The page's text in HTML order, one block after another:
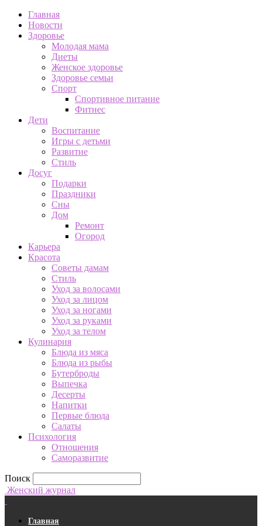
Главная
Новости
Здоровье
Молодая мама
Диеты
Женское здоровье
Здоровье семьи
Спорт
Спортивное питание
Фитнес
Дети
Воспитание
Игры с детьми
Развитие
Стиль
Досуг
Подарки
Праздники
Сны
Дом
Ремонт
Огород
Карьера
Красота
Советы дамам
Стиль
Уход за волосами
Уход за лицом
Уход за ногами
Уход за руками
Уход за телом
Кулинария
Блюда из мяса
Блюда из рыбы
Бутерброды
Выпечка
Десерты
Напитки
Первые блюда
Салаты
Психология
Отношения
Саморазвитие
Поиск
Женский журнал
Главная